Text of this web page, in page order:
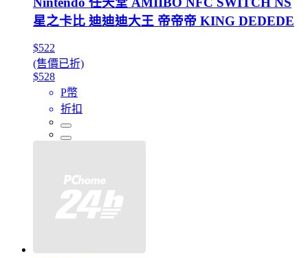
星之卡比 迪迪迪大王 帝帝帝 KING DEDEDE
$522
(售價已折)
$528
P幣
折扣